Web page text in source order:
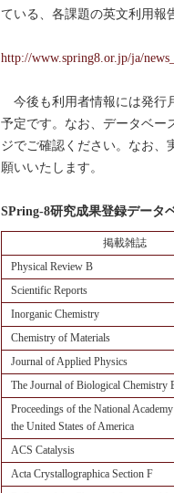
ている、各課題の英文利用報
http://www.spring8.or.jp/ja/
今後も利用者情報には発行
予定です。なお、データベー
ジでご確認ください。なお、
願いいたします。
SPring-8研究成果登録データ
掲載雑誌
Physical Review B
Scientific Reports
Inorganic Chemistry
Chemistry of Materials
Journal of Applied Physics
The Journal of Biological Chemistry
Proceedings of the National
the United States of America
ACS Catalysis
Acta Crystallographica Section F